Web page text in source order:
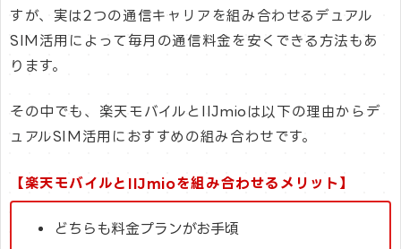
すが、実は2つの通信キャリアを組み合わせるデュアル
SIM活用によって毎月の通信料金を安くできる方法もあ
ります。
その中でも、楽天モバイルとIIJmioは以下の理由からデ
ュアルSIM活用におすすめの組み合わせです。
【楽天モバイルとIIJmioを組み合わせるメリット】
どちらも料金プランがお手頃